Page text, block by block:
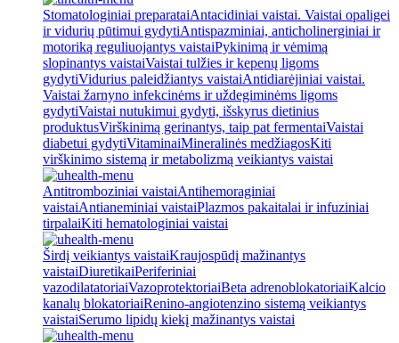
Stomatologiniai preparataiAntacidiniai vaistai. Vaistai opaligei
ir vidurių pūtimui gydytiAntispazminiai, anticholinerginiai ir
motoriką reguliuojantys vaistaiPykinimą ir vėmimą
slopinantys vaistaiVaistai tulžies ir kepenų ligoms
gydytiVidurius paleidžiantys vaistaiAntidiarėjiniai vaistai.
Vaistai žarnyno infekcinėms ir uždegiminėms ligoms
gydytiVaistai nutukimui gydyti, išskyrus dietinius
produktusVirškinimą gerinantys, taip pat fermentaiVaistai
diabetui gydytiVitaminaiMineralinės medžiagosKiti
virškinimo sistemą ir metabolizmą veikiantys vaistai
Antitromboziniai vaistaiAntihemoraginiai
vaistaiAntianeminiai vaistaiPlazmos pakaitalai ir infuziniai
tirpalaiKiti hematologiniai vaistai
Širdį veikiantys vaistaiKraujospūdį mažinantys
vaistaiDiuretikaiPeriferiniai
vazodilatatoriaiVazoprotektoriaiBeta adrenoblokatoriaiKalcio
kanalų blokatoriaiRenino-angiotenzino sistemą veikiantys
vaistaiSerumo lipidų kiekį mažinantys vaistai